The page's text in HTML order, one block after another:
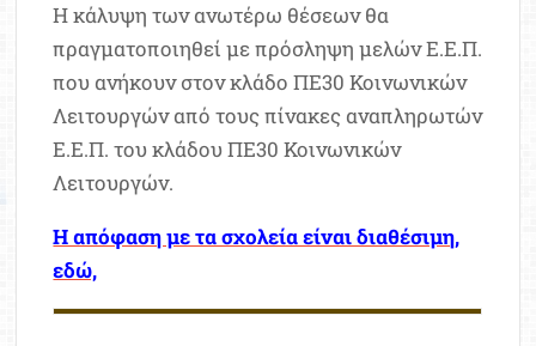
Η κάλυψη των ανωτέρω θέσεων θα
πραγματοποιηθεί με πρόσληψη μελών Ε.Ε.Π.
που ανήκουν στον κλάδο ΠΕ30 Κοινωνικών
Λειτουργών από τους πίνακες αναπληρωτών
Ε.Ε.Π. του κλάδου ΠΕ30 Κοινωνικών
Λειτουργών.
Η απόφαση με τα σχολεία είναι διαθέσιμη,
εδώ,